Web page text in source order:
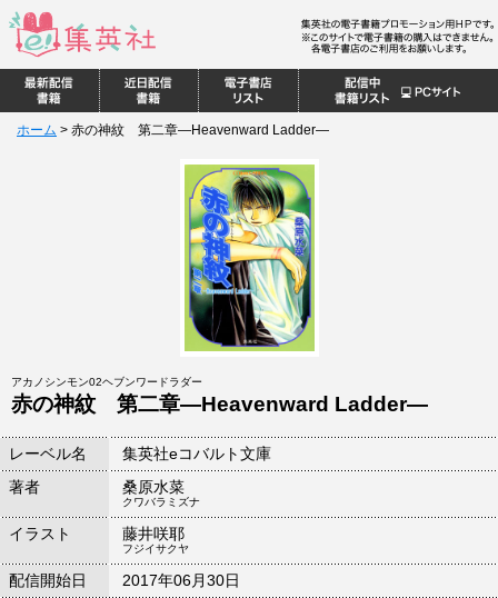
ホーム > 赤の神紋 第二章―Heavenward Ladder―
アカノシンモン02ヘブンワードラダー
赤の神紋 第二章―Heavenward Ladder―
レーベル名
集英社eコバルト文庫
著者
桑原水菜
クワバラミズナ
イラスト 藤井咲耶
フジイサクヤ
配信開始日 2017年06月30日